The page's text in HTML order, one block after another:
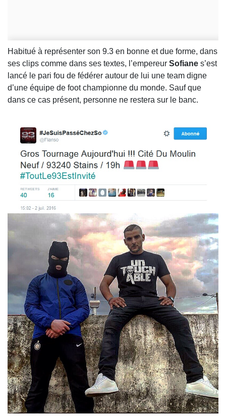
Habitué à représenter son 9.3 en bonne et due forme, dans
ses clips comme dans ses textes, l’empereur Sofiane s’est
lancé le pari fou de fédérer autour de lui une team digne
d’une équipe de foot championne du monde. Sauf que
dans ce cas présent, personne ne restera sur le banc.